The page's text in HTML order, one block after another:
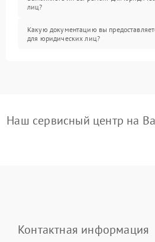
лиц?
Какую документацию вы
для юридических лиц?
Наш сервисный центр на
Контактная информация